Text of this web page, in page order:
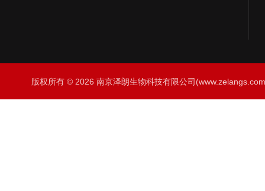
版权所有 © 2026 南京泽朗生物科技有限公司